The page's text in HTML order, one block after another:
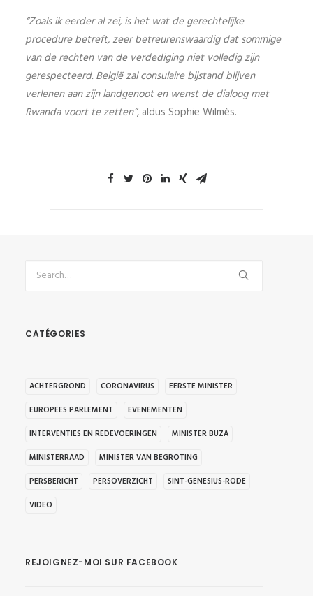
“Zoals ik eerder al zei, is het wat de gerechtelijke
procedure betreft, zeer betreurenswaardig dat sommige
van de rechten van de verdediging niet volledig zijn
gerespecteerd. België zal consulaire bijstand blijven
verlenen aan zijn landgenoot en wenst de dialoog met
Rwanda voort te zetten”, aldus Sophie Wilmès.
CATÉGORIES
ACHTERGROND CORONAVIRUS
EERSTE MINISTER
EUROPEES PARLEMENT
EVENEMENTEN
INTERVENTIES EN REDEVOERINGEN
MINISTER BUZA
MINISTERRAAD
MINISTER VAN BEGROTING
PERSBERICHT
PERSOVERZICHT
SINT-GENESIUS-RODE
VIDEO
REJOIGNEZ-MOI SUR FACEBOOK